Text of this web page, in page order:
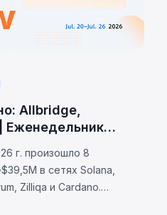
Allbridge,
Еженедельник
г. произошло 8
в сетях Solana,
Zilliqa и Cardano.